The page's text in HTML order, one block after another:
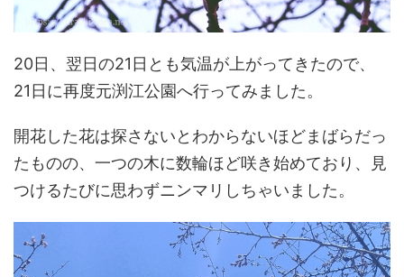
20日、翌日の21日とも気温が上がってきたので、
21日に再度元渕江公園へ行ってみました。
開花した花は探さないとわからないほどまばらだっ
たものの、一つの木に数輪ほど咲き始めており、見
つけるたびに思わずニンマリしちゃいました。